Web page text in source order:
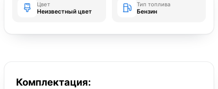
Цвет
Неизвестный цвет
Тип топлива
Бензин
Комплектация: